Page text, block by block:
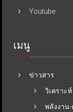
Youtube
เมนู
ข่าวสาร
วิเคราะ
พลังงาน